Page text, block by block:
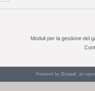
Moduli per la gestione del
Powered by Drupal , an